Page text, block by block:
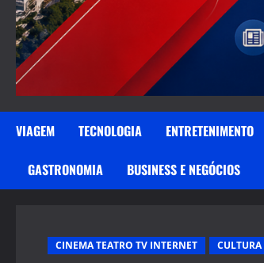
VIAGEM TECNOLOGIA ENTRETENIMENTO
GASTRONOMIA BUSINESS E NEGÓCIOS
CINEMA TEATRO TV INTERNET CULTURA